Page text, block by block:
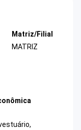
Matriz/Filial
MATRIZ